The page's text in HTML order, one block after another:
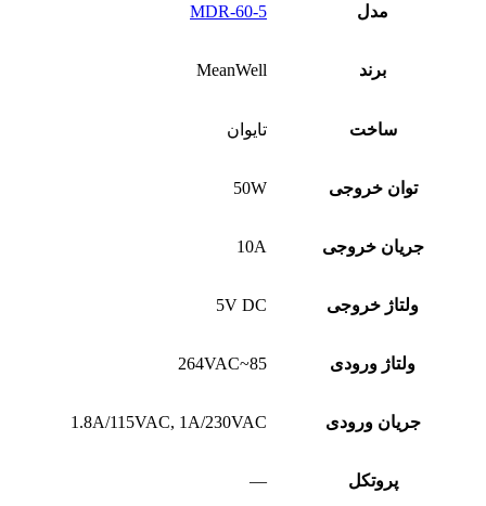
مدل MDR-60-5
برند MeanWell
ساخت تایوان
توان خروجی 50W
جریان خروجی 10A
ولتاژ خروجی 5V DC
ولتاژ ورودی 85~264VAC
جریان ورودی 1.8A/115VAC, 1A/230VAC
پروتکل —